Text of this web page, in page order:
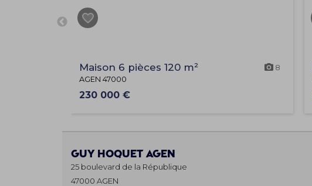
Maison 6 pièces 120 m² 8
AGEN 47000
230 000 €
Guy Hoquet AGEN
25 boulevard de la République
47000 AGEN